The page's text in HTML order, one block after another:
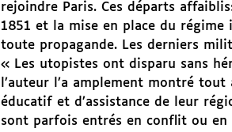
rejoindre Paris. Ces départs
1851 et la mise en place du
toute propagande. Les derniers
« Les utopistes ont disparu sans
l’auteur l’a amplement montré
éducatif et d’assistance de leur
sont parfois entrés en conflit ou en